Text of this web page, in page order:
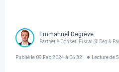
Emmanuel Degrève
Partner & Conseil Fiscal @ Deg &
Publié le 09 Feb 2024 à 06:32 Lecture de 5